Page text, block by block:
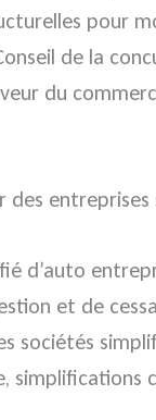
pour
de la
du
des entreprises
d’auto
et de
sociétés